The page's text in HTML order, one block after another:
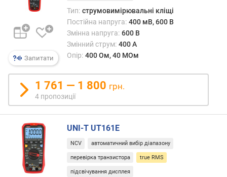
з
и
і
й
с
т
і
й
н
Запитати
Тип: струмовимірювальні кліщі
Постійна напруга: 400 мВ, 600 В
Змінна напруга: 600 В
Змінний струм: 400 А
Опір: 400 Ом, 40 МОм
1 761 — 1 800 грн.
4 пропозиції
UNI-T UT161E
NCV автоматичний вибір діапазону
перевірка транзистора true RMS
підсвічування дисплея